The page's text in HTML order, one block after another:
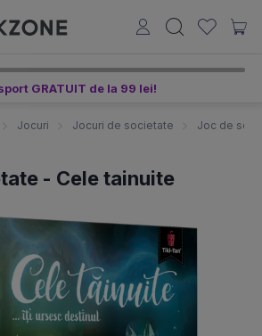
GRATUIT de la 99 lei!
Jocuri Jocuri de societate Joc de
- Cele tainuite